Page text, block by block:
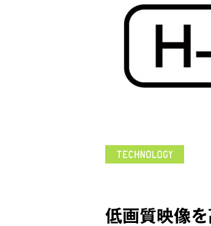
低画質映像